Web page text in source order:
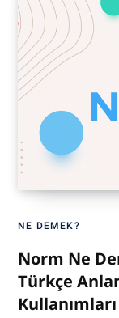
NE DEMEK?
Norm Ne
Türkçe
Kullanımları